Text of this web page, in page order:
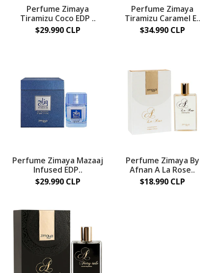
Perfume Zimaya
Tiramizu Coco EDP ..
$29.990 CLP
Perfume Zimaya
Tiramizu Caramel E..
$34.990 CLP
Perfume Zimaya Mazaaj
Infused EDP..
$29.990 CLP
Perfume Zimaya By
Afnan A La Rose..
$18.990 CLP